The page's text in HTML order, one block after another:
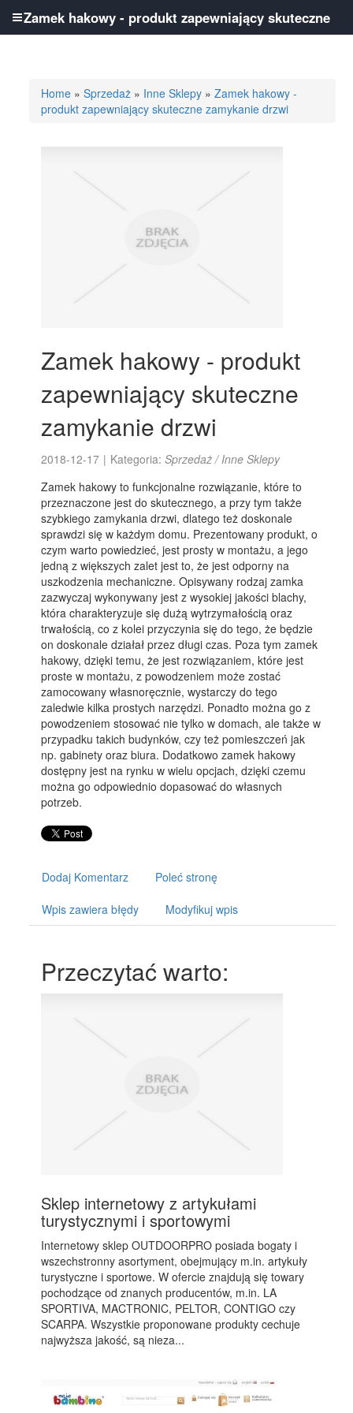
Home »Sprzedaż » Inne Sklepy »Zamek hakowy -
produkt zapewniający skuteczne zamykanie drzwi
Zamek hakowy - produkt
zapewniający skuteczne
zamykanie drzwi
2018-12-17 | Kategoria:Sprzedaż / Inne Sklepy
Zamek hakowy to funkcjonalne rozwiązanie, które to
przeznaczone jest do skutecznego, a przy tym także
szybkiego zamykania drzwi, dlatego też doskonale
sprawdzi się w każdym domu. Prezentowany produkt, o
czym warto powiedzieć, jest prosty w montażu, a jego
jedną z większych zalet jest to, że jest odporny na
uszkodzenia mechaniczne. Opisywany rodzaj zamka
zazwyczaj wykonywany jest z wysokiej jakości blachy,
która charakteryzuje się dużą wytrzymałością oraz
trwałością, co z kolei przyczynia się do tego, że będzie
on doskonale działał przez długi czas. Poza tym zamek
hakowy, dzięki temu, że jest rozwiązaniem, które jest
proste w montażu, z powodzeniem może zostać
zamocowany własnoręcznie, wystarczy do tego
zaledwie kilka prostych narzędzi. Ponadto można go z
powodzeniem stosować nie tylko w domach, ale także w
przypadku takich budynków, czy też pomieszczeń jak
np. gabinety oraz biura. Dodatkowo zamek hakowy
dostępny jest na rynku w wielu opcjach, dzięki czemu
można go odpowiednio dopasować do własnych
potrzeb.
Dodaj Komentarz Poleć stronę
Wpis zawiera błędy Modyfikuj wpis
Przeczytać warto:
Sklep internetowy z artykułami
turystycznymi i sportowymi
Internetowy sklep OUTDOORPRO posiada bogaty i
wszechstronny asortyment, obejmujący m.in. artykuły
turystyczne i sportowe. W ofercie znajdują się towary
pochodzące od znanych producentów, m.in. LA
SPORTIVA, MACTRONIC, PELTOR, CONTIGO czy
SCARPA. Wszystkie proponowane produkty cechuje
najwyższa jakość, są nieza...
Zamek hakowy - produkt zapewniający skuteczne